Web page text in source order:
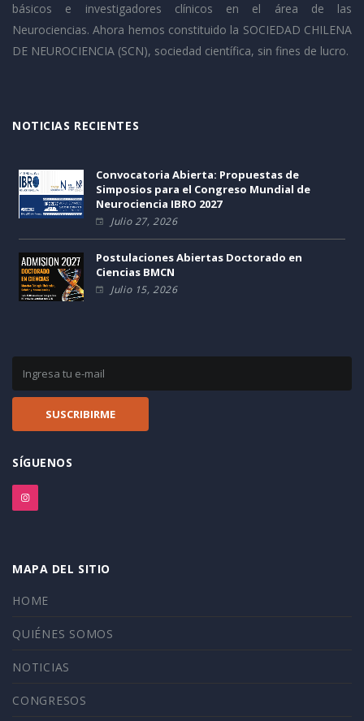
básicos e investigadores clínicos en el área de las
Neurociencias. Ahora hemos constituido la SOCIEDAD CHILENA
DE NEUROCIENCIA (SCN), sociedad científica, sin fines de lucro.
NOTICIAS RECIENTES
Convocatoria Abierta: Propuestas de
Simposios para el Congreso Mundial de
Neurociencia IBRO 2027
Julio 27, 2026
Postulaciones Abiertas Doctorado en
Ciencias BMCN
Julio 15, 2026
SÍGUENOS
MAPA DEL SITIO
HOME
QUIÉNES SOMOS
NOTICIAS
CONGRESOS